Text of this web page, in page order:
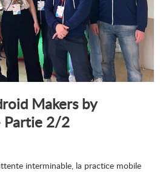
Makers by
Partie 2/2
interminable, la practice mobile